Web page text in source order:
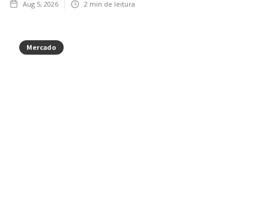
Aug 5, 2026 2 min de leitura
Mercado